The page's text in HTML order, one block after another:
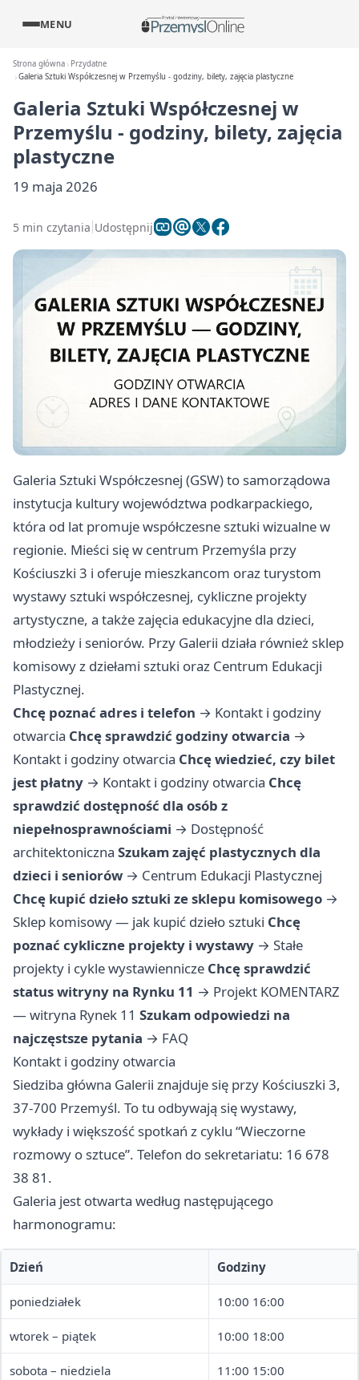
MENU
Strona główna
Przydatne
Galeria Sztuki Współczesnej w Przemyślu - godziny, bilety, zajęcia plastyczne
Galeria Sztuki Współczesnej w
Przemyślu - godziny, bilety, zajęcia
plastyczne
19 maja 2026
5 min czytania Udostępnij
Galeria Sztuki Współczesnej (GSW) to samorządowa
instytucja kultury województwa podkarpackiego,
która od lat promuje współczesne sztuki wizualne w
regionie. Mieści się w centrum Przemyśla przy
Kościuszki 3 i oferuje mieszkancom oraz turystom
wystawy sztuki współczesnej, cykliczne projekty
artystyczne, a także zajęcia edukacyjne dla dzieci,
młodzieży i seniorów. Przy Galerii działa również sklep
komisowy z dziełami sztuki oraz Centrum Edukacji
Plastycznej.
Chcę poznać adres i telefon → Kontakt i godziny
otwarcia Chcę sprawdzić godziny otwarcia →
Kontakt i godziny otwarcia Chcę wiedzieć, czy bilet
jest płatny → Kontakt i godziny otwarcia Chcę
sprawdzić dostępność dla osób z
niepełnosprawnościami → Dostępność
architektoniczna Szukam zajęć plastycznych dla
dzieci i seniorów → Centrum Edukacji Plastycznej
Chcę kupić dzieło sztuki ze sklepu komisowego →
Sklep komisowy — jak kupić dzieło sztuki Chcę
poznać cykliczne projekty i wystawy → Stałe
projekty i cykle wystawiennicze Chcę sprawdzić
status witryny na Rynku 11 → Projekt KOMENTARZ
— witryna Rynek 11 Szukam odpowiedzi na
najczęstsze pytania → FAQ
Kontakt i godziny otwarcia
Siedziba główna Galerii znajduje się przy Kościuszki 3,
37-700 Przemyśl. To tu odbywają się wystawy,
wykłady i większość spotkań z cyklu “Wieczorne
rozmowy o sztuce”. Telefon do sekretariatu: 16 678
38 81.
Galeria jest otwarta według następującego
harmonogramu:
Dzień Godziny
poniedziałek 10:00 16:00
wtorek – piątek 10:00 18:00
sobota – niedziela 11:00 15:00